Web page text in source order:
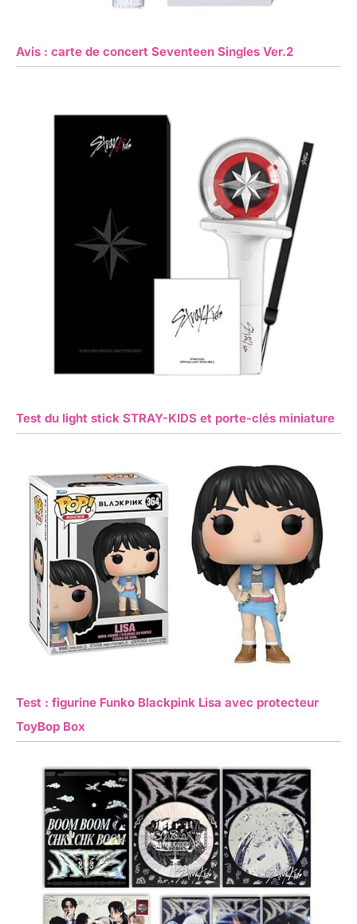
Avis : carte de concert Seventeen Singles Ver.2
Test du light stick STRAY-KIDS et porte-clés miniature
Test : figurine Funko Blackpink Lisa avec protecteur
ToyBop Box